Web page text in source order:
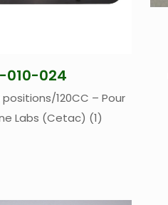
010-024
120CC – Pour
Labs (Cetac) (1)